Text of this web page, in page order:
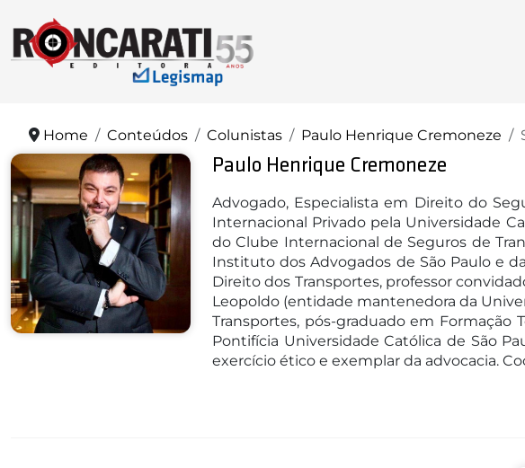
Home Conteúdos Colunistas Paulo Henrique Cremoneze
Paulo Henrique Cremoneze
Advogado, Especialista em Direito do
Internacional Privado pela Universidade
do Clube Internacional de Seguros de
Instituto dos Advogados de São Paulo e
Direito dos Transportes, professor
Leopoldo (entidade mantenedora da
Transportes, pós-graduado em Formação
Pontifícia Universidade Católica de São
exercício ético e exemplar da advocacia.